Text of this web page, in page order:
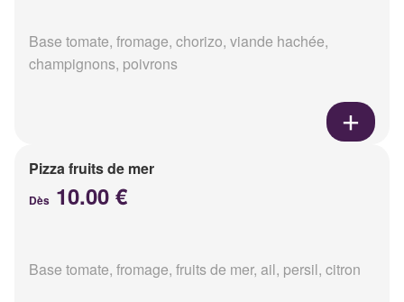
Base tomate, fromage, chorizo, viande hachée,
champignons, poivrons
Pizza fruits de mer
Dès 10.00 €
Base tomate, fromage, fruits de mer, ail, persil, citron